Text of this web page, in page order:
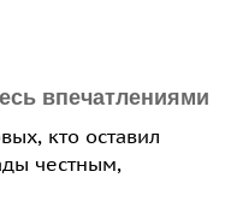
впечатлениями
кто оставил
честным,